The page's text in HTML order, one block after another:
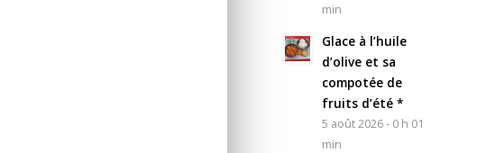
min
Glace à l’huile
d’olive et sa
compotée de
fruits d’été *
5 août 2026 - 0 h 01
min